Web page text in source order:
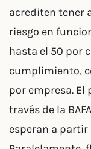
acrediten tener
riesgo en
hasta el 50 por
cumplimiento,
por empresa. El
través de la
esperan a partir